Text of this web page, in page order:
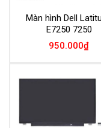
Màn hình Dell
E7250 7250
950.000₫